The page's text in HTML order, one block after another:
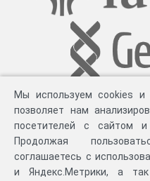
Мы используем cookies и
позволяет нам
посетителей с сайтом
Продолжая
соглашаетесь с
и Яндекс.Метрики, а